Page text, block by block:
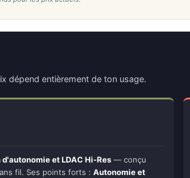
dépend entièrement de ton usage.
et LDAC Hi-Res — conçu
fil. Ses points forts : Autonomie et